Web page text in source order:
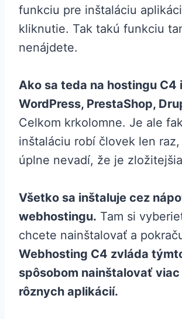
funkciu pre inštaláciu
kliknutie. Tak takú funkciu
nenájdete.
Ako sa teda na hostingu C4
WordPress, PrestaShop,
Celkom krkolomne. Je ale
inštaláciu robí človek len
úplne nevadí, že je
Všetko sa inštaluje cez
webhostingu. Tam si
chcete nainštalovať a
Webhosting C4 zvláda
spôsobom nainštalovať viac
rôznych aplikácií.